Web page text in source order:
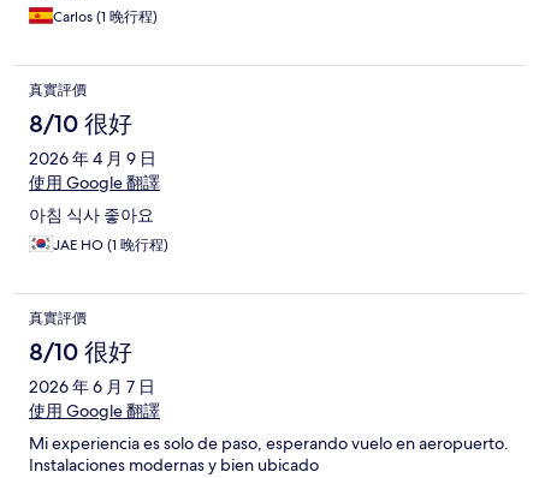
Carlos (1 晚行程)
真實評價
8/10 很好
2026 年 4 月 9 日
使用 Google 翻譯
아침 식사 좋아요
JAE HO (1 晚行程)
真實評價
8/10 很好
2026 年 6 月 7 日
使用 Google 翻譯
Mi experiencia es solo de paso, esperando vuelo en aeropuerto.
Instalaciones modernas y bien ubicado